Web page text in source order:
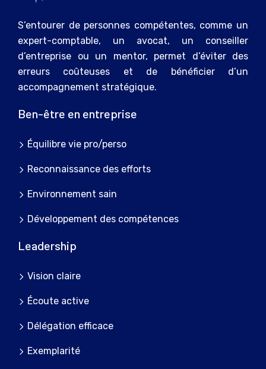
S’entourer de personnes compétentes, comme un
expert-comptable, un avocat, un conseiller
d’entreprise ou un mentor, permet d’éviter des
erreurs coûteuses et de bénéficier d’un
accompagnement stratégique.
Ben-être en entreprise
Équilibre vie pro/perso
Reconnaissance des efforts
Environnement sain
Développement des compétences
Leadership
Vision claire
Écoute active
Délégation efficace
Exemplarité